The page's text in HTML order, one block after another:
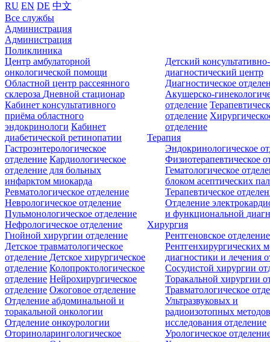
RU EN DE 中文
Все службы
Администрация
Администрация
Поликлиника
Центр амбулаторной
онкологической помощи
Областной центр рассеянного
склероза Дневной стационар
Кабинет консультативного
приёма областного
эндокринологи Кабинет
диабетической ретинопатии
Детский консультативно-
диагностический центр
Диагностическое
Акушерско-
отделение
отделение
отделение
Терапия
Гастроэнтерологическое
отделение Кардиологическое
отделение для больных
инфарктом миокарда
Ревматологическое отделение
Неврологическое отделение
Пульмонологическое отделение
Нефрологическое отделение
Эндокринологическое
Физиотерапевтическое
Гематологическое
блоком асептических
Терапевтическое
Отделение
и функциональной
Хирургия
Гнойной хирургии отделение
Детское травматологическое
отделение Детское хирургическое
отделение Колопроктологическое
отделение Нейрохирургическое
отделение Ожоговое отделение
Отделение абдоминальной и
торакальной онкологии
Отделение онкоурологии
Оториноларингологическое
Рентгеновское отделение
Рентгенхирургических
диагностики и лечения
Сосудистой хирургии
Торакальной хирургии
Травматологическое
Ультразвуковых и
радиоизотопных
исследования отделение
Урологическое